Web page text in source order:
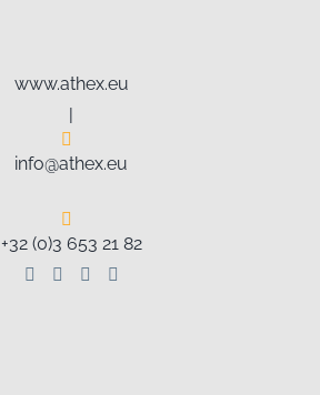
www.athex.eu
|
info@athex.eu
+32 (0)3 653 21 82